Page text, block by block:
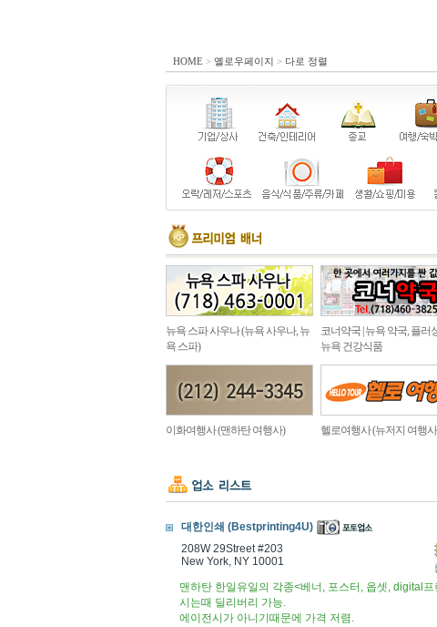
HOME > 옐로우페이지 > 다로 정렬
뉴욕 스파 사우나 (뉴욕 사우나, 뉴
욕 스파)
코너약국 | 뉴욕 약국, 플러
뉴욕 건강식품
이화여행사 (맨하탄 여행사) 헬로여행사 (뉴저지 여행
대한인쇄 (Bestprinting4U)
208W 29Street #203
New York, NY 10001
맨하탄 한일유일의 각종<베너, 포스터, 옵셋, digital
시는때 딜리버리 가능.
에이전시가 아니기때문에 가격 저렴.